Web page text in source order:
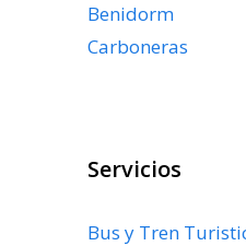
Benidorm
Carboneras
Servicios
Bus y Tren